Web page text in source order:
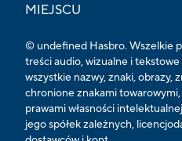
MIEJSCU
© undefined Hasbro. Wszelkie
treści audio, wizualne i
wszystkie nazwy, znaki, obrazy,
chronione znakami
prawami własności
jego spółek zależnych,